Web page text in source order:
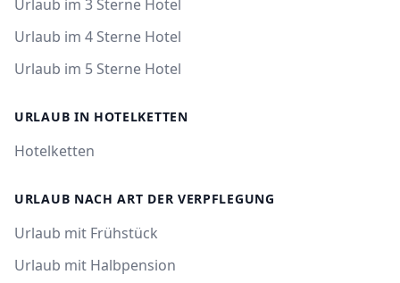
Urlaub im 3 Sterne Hotel
Urlaub im 4 Sterne Hotel
Urlaub im 5 Sterne Hotel
URLAUB IN HOTELKETTEN
Hotelketten
URLAUB NACH ART DER VERPFLEGUNG
Urlaub mit Frühstück
Urlaub mit Halbpension